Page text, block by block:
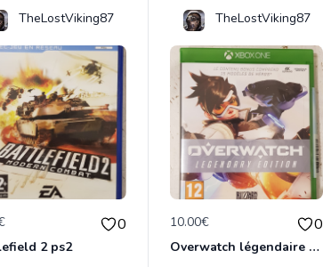
TheLostViking87
0
2 ps2
TheLostViking87
10.00€ 0
Overwatch légendaire édition